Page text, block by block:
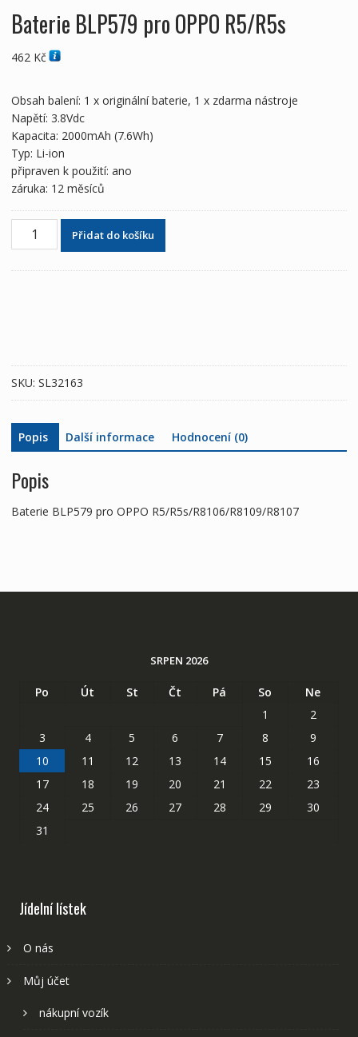
Baterie BLP579 pro OPPO R5/R5s
462 Kč
Obsah balení: 1 x originální baterie, 1 x zdarma nástroje
Napětí: 3.8Vdc
Kapacita: 2000mAh (7.6Wh)
Typ: Li-ion
připraven k použití: ano
záruka: 12 měsíců
Baterie
BLP579
Přidat do košíku
SKU: SL32163
Popis Další informace Hodnocení (0)
Popis
Baterie BLP579 pro OPPO R5/R5s/R8106/R8109/R8107
SRPEN 2026
Po Út St Čt Pá So
Ne
1
2
3
4 5 6 7 8
9
10
11 12 13 14 15
16
17
18 19 20 21 22
23
24
25 26 27 28 29
30
31
Jídelní lístek
O nás
Můj účet
nákupní vozík